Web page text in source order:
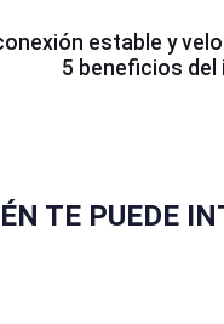
estable y
5 beneficios
TE PUEDE